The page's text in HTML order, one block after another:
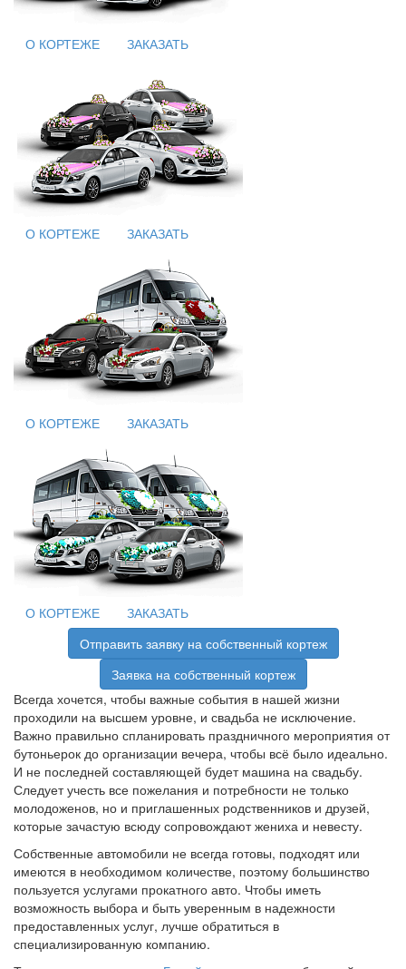
О КОРТЕЖЕ ЗАКАЗАТЬ
О КОРТЕЖЕ ЗАКАЗАТЬ
О КОРТЕЖЕ ЗАКАЗАТЬ
О КОРТЕЖЕ
ЗАКАЗАТЬ
Отправить заявку на собственный кортеж
Заявка на собственный кортеж
Всегда хочется, чтобы важные события в нашей жизни
проходили на высшем уровне, и свадьба не исключение.
Важно правильно спланировать праздничного мероприятия от
бутоньерок до организации вечера, чтобы всё было идеально.
И не последней составляющей будет машина на свадьбу.
Следует учесть все пожелания и потребности не только
молодоженов, но и приглашенных родственников и друзей,
которые зачастую всюду сопровождают жениха и невесту.
Собственные автомобили не всегда готовы, подходят или
имеются в необходимом количестве, поэтому большинство
пользуется услугами прокатного авто. Чтобы иметь
возможность выбора и быть уверенным в надежности
предоставленных услуг, лучше обратиться в
специализированную компанию.